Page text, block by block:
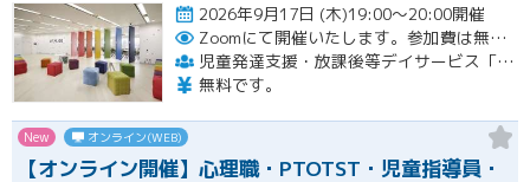
2026年9月17日 (木)19:00～20:00開催
Zoomにて開催いたします。参加費は無料です。
児童発達支援・放課後等デイサービス「LITALICOジュニア」
無料です。
New オンライン(WEB)
【オンライン開催】心理職・PTOTST・児童指導員・